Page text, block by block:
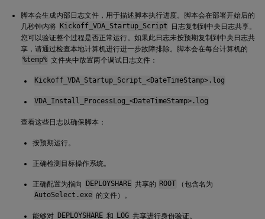
脚本会生成内部日志文件，用于描述脚本执行进度。脚本会在部署开始后的
几秒钟内将
Kickoff_VDA_Startup_Script
日志复制到中央日志共享。
您可以验证整个过程是否正常运行。如果此日志未按预期复制到中央日志共
享，请通过检查本地计算机进行进一步故障排除。脚本会在每台计算机的
%temp% 文件夹中放置两个调试日志文件：
Kickoff_VDA_Startup_Script_<DateTimeStamp>.log
VDA_Install_ProcessLog_<DateTimeStamp>.log
查看这些日志以确保脚本：
按预期运行。
正确检测目标操作系统。
正确配置为指向 DEPLOYSHARE 共享的 ROOT
（包含名为
AutoSelect.exe 的文件）。
能够对 DEPLOYSHARE 和 LOG 共享进行身份验证。